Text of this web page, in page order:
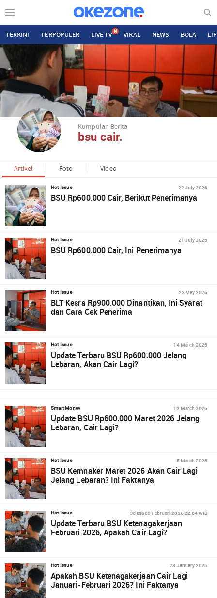
TERKINI TERPOPULER LIVE TV N VIRAL NEWS BOLA
Kumpulan Berita
bsu cair.
Artikel Foto Video
Hot Issue 22 July 2026
BSU Rp600.000 Cair, Berikut Penerimanya
Hot Issue 21 July 2026
BSU Rp600.000 Cair, Ini Penerimanya
Hot Issue 23 May 2026
BLT Kesra Rp900.000 Dinantikan, Ini Syarat
dan Cara Cek Penerima
Hot Issue 14 March 2026
Update Terbaru BSU Rp600.000 Jelang
Lebaran, Akan Cair Lagi?
Smart Money 12 March 2026
Update BSU Rp600.000 Maret 2026 Jelang
Lebaran, Cair Lagi?
Hot Issue 5 March 2026
BSU Kemnaker Maret 2026 Akan Cair Lagi
Jelang Lebaran? Ini Faktanya
Hot Issue Selasa 03 Februari 2026 22:04 WIB
Update Terbaru BSU Ketenagakerjaan
Februari 2026, Apakah Cair Lagi?
Hot Issue 23 January 2026
Apakah BSU Ketenagakerjaan Cair Lagi
Januari-Februari 2026? Ini Faktanya